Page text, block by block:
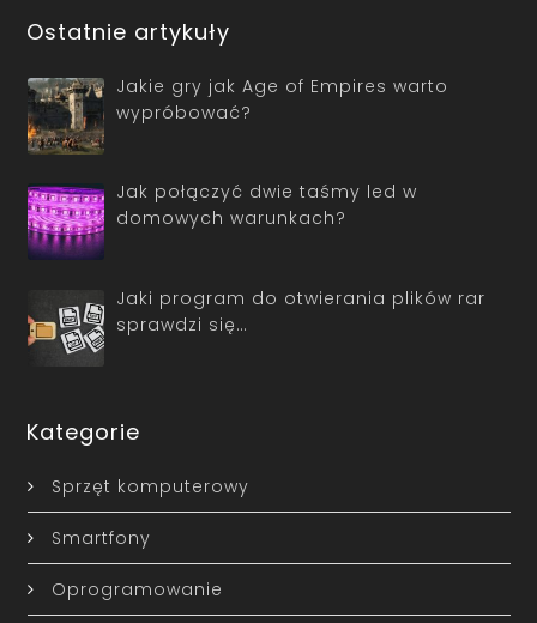
Ostatnie artykuły
Jakie gry jak Age of Empires warto
wypróbować?
Jak połączyć dwie taśmy led w
domowych warunkach?
Jaki program do otwierania plików rar
sprawdzi się…
Kategorie
Sprzęt komputerowy
Smartfony
Oprogramowanie